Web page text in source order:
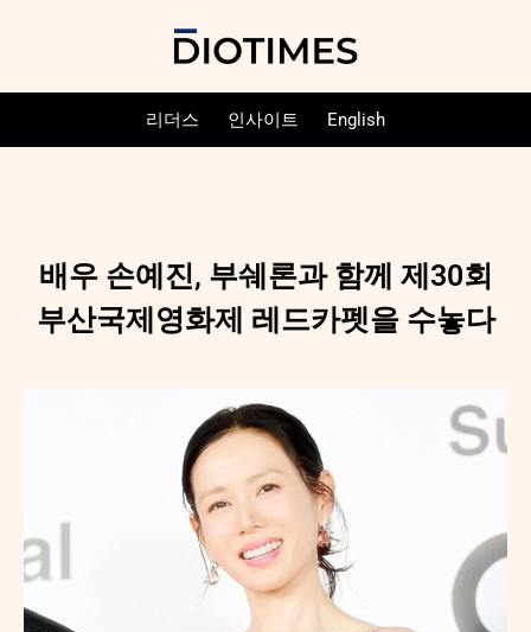
리더스 인사이트 English
배우 손예진, 부쉐론과 함께 제30회
부산국제영화제 레드카펫을 수놓다